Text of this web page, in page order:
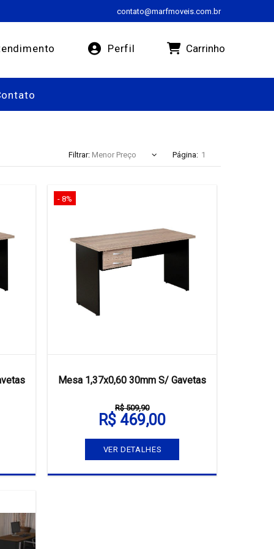
contato@marfmoveis.com.br
Perfil Carrinho
Filtrar: Página:
- 8%
Mesa 1,37x0,60 30mm S/ Gavetas
R$ 509,90
R$ 469,00
VER DETALHES